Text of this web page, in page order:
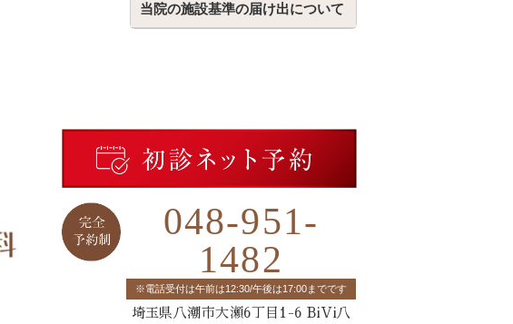
当院の施設基準の届け出について
048-951-
1482
※電話受付は午前は12:30/午後は17:00までです
埼玉県八潮市大瀬6丁目1-6 BiVi八